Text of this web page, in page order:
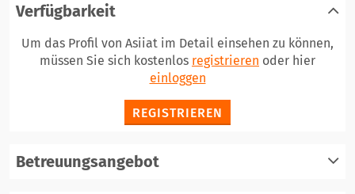
Verfügbarkeit
Um das Profil von Asiiat im Detail einsehen zu können,
müssen Sie sich kostenlos registrieren oder hier
einloggen
REGISTRIEREN
Betreuungsangebot